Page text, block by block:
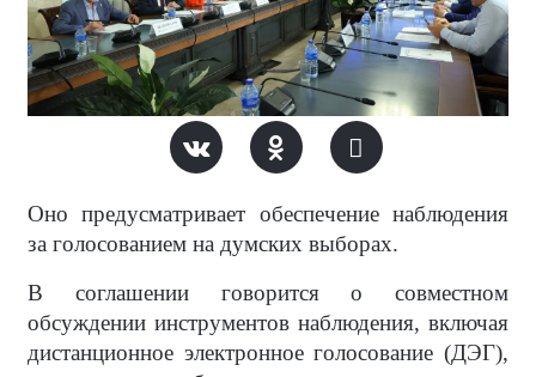
Оно предусматривает обеспечение наблюдения
за голосованием на думских выборах.
В соглашении говорится о совместном
обсуждении инструментов наблюдения, включая
дистанционное электронное голосование (ДЭГ),